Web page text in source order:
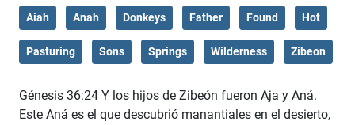
Aiah Anah Donkeys Father Found Hot
Pasturing Sons Springs Wilderness Zibeon
Génesis 36:24 Y los hijos de Zibeón fueron Aja y Aná.
Este Aná es el que descubrió manantiales en el desierto,